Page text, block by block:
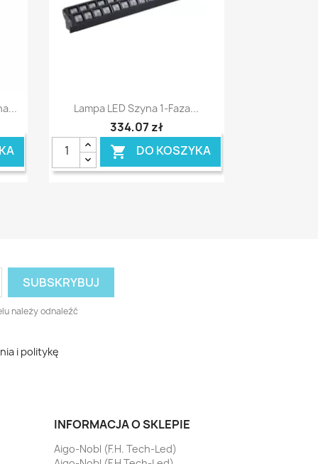
Szybki podgląd
Lampa LED Szyna 1-Faza...
334,07 zł
 DO KOSZYKA
należy odnaleźć
i politykę
INFORMACJA O SKLEPIE
Aigo-Nobl (F.H. Tech-Led)